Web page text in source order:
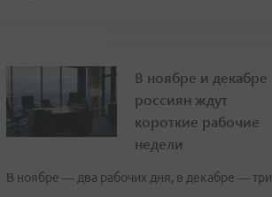
В ноябре и декабре
россиян ждут
короткие рабочие
недели
В ноябре — два рабочих дня, в декабре — три